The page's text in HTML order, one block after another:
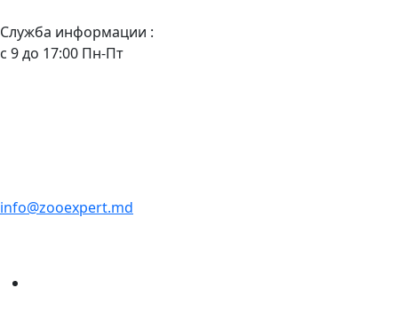
Служба информации :
с 9 до 17:00 Пн-Пт
info@zooexpert.md